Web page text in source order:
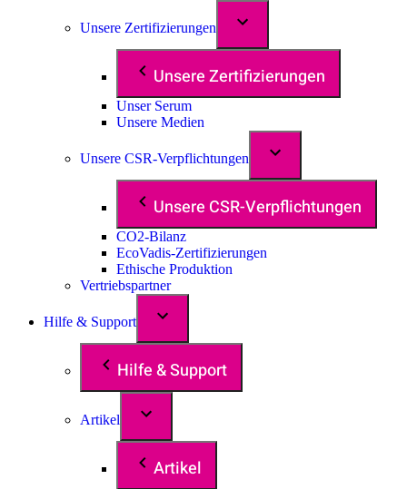
Unsere Zertifizierungen
Unsere Zertifizierungen
Unser Serum
Unsere Medien
Unsere CSR-Verpflichtungen
Unsere CSR-Verpflichtungen
CO2-Bilanz
EcoVadis-Zertifizierungen
Ethische Produktion
Vertriebspartner
Hilfe & Support
Hilfe & Support
Artikel
Artikel